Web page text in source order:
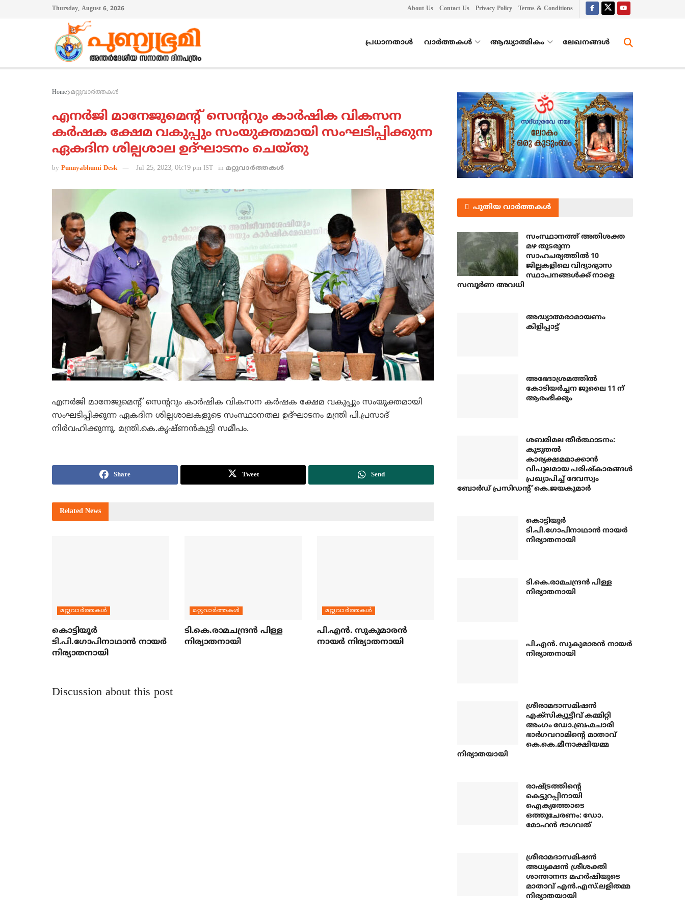
Thursday, August 6, 2026 About Us Contact Us Privacy Policy Terms & Conditions
പ്രധാനതാൾ വാർത്തകൾ ആദ്ധ്യാത്മികം ലേഖനങ്ങള്‍
Home മറ്റുവാര്‍ത്തകള്‍
എനര്‍ജി മാനേജുമെന്റ് സെന്ററും കാര്‍ഷിക വികസന
കര്‍ഷക ക്ഷേമ വകുപ്പും സംയുക്തമായി സംഘടിപ്പിക്കുന്ന
ഏകദിന ശില്പശാല ഉദ്ഘാടനം ചെയ്തു
by Punnyabhumi Desk Jul 25, 2023, 06:19 pm IST in മറ്റുവാര്‍ത്തകള്‍
എനര്‍ജി മാനേജുമെന്റ് സെന്ററും കാര്‍ഷിക വികസന കര്‍ഷക ക്ഷേമ വകുപ്പും സംയുക്തമായി
സംഘടിപ്പിക്കുന്ന ഏകദിന ശില്പശാലകളുടെ സംസ്ഥാനതല ഉദ്ഘാടനം മന്ത്രി പി.പ്രസാദ്
നിര്‍വഹിക്കുന്നു. മന്ത്രി.കെ.കൃഷ്ണന്‍കുട്ടി സമീപം.
Share Tweet Send
Related News
മറ്റുവാര്‍ത്തകള്‍
കൊട്ടിയൂര്‍
ടി.പി.ഗോപിനാഥാന്‍ നായര്‍
നിര്യാതനായി
മറ്റുവാര്‍ത്തകള്‍
ടി.കെ.രാമചന്ദ്രന്‍ പിള്ള
നിര്യാതനായി
മറ്റുവാര്‍ത്തകള്‍
പി.എന്‍. സുകുമാരന്‍
നായര്‍ നിര്യാതനായി
Discussion about this post
പുതിയ വാർത്തകൾ
സംസ്ഥാനത്ത് അതിശക്ത
മഴ തുടരുന്ന
സാഹചര്യത്തിൽ 10
ജില്ലകളിലെ വിദ്യാഭ്യാസ
സ്ഥാപനങ്ങൾക്ക് നാളെ
സമ്പൂർണ അവധി
അദ്ധ്യാത്മരാമായണം
കിളിപ്പാട്ട്
അഭേദാശ്രമത്തില്‍
കോടിയര്‍ച്ചന ജൂലൈ 11 ന്
ആരംഭിക്കും
ശബരിമല തീര്‍ത്ഥാടനം:
കൂടുതല്‍
കാര്യക്ഷമമാക്കാന്‍
വിപുലമായ പരിഷ്‌കാരങ്ങള്‍
പ്രഖ്യാപിച്ച് ദേവസ്വം
ബോര്‍ഡ് പ്രസിഡന്റ് കെ.ജയകുമാര്‍
കൊട്ടിയൂര്‍
ടി.പി.ഗോപിനാഥാന്‍ നായര്‍
നിര്യാതനായി
ടി.കെ.രാമചന്ദ്രന്‍ പിള്ള
നിര്യാതനായി
പി.എന്‍. സുകുമാരന്‍ നായര്‍
നിര്യാതനായി
ശ്രീരാമദാസമിഷന്‍
എക്‌സിക്യൂട്ടീവ് കമ്മിറ്റി
അംഗം ഡോ.ബ്രഹ്മചാരി
ഭാര്‍ഗവറാമിന്റെ മാതാവ്
കെ.കെ.മീനാക്ഷിയമ്മ
നിര്യാതയായി
രാഷ്ട്രത്തിന്റെ
കെട്ടുറപ്പിനായി
ഐക്യത്തോടെ
ഒത്തുചേരണം: ഡോ.
മോഹന്‍ ഭാഗവത്
ശ്രീരാമദാസമിഷന്‍
അധ്യക്ഷന്‍ ശ്രീശക്തി
ശാന്താനന്ദ മഹര്‍ഷിയുടെ
മാതാവ് എന്‍.എസ്.ലളിതമ്മ
നിര്യാതയായി